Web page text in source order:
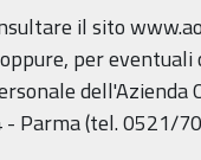
il sito
per
- Parma (tel. 0521/